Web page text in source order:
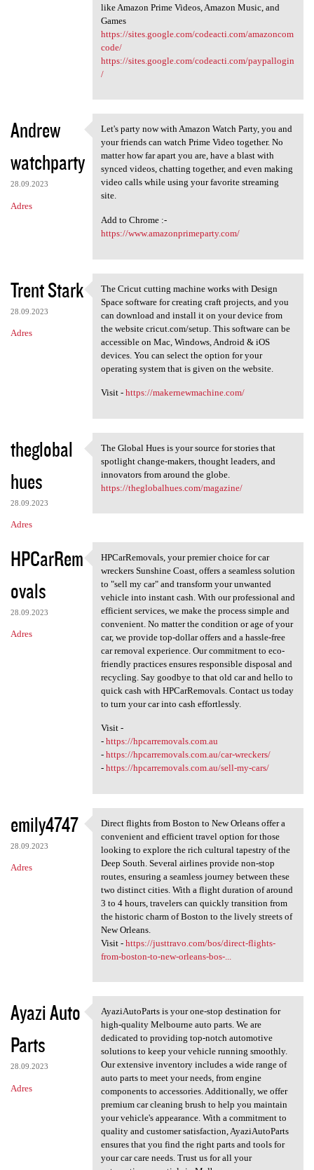
like Amazon Prime Videos, Amazon Music, and
Games
https://sites.google.com/codeacti.com/amazoncom
code/
https://sites.google.com/codeacti.com/paypallogin
/
Andrew
watchparty
28.09.2023
Adres
Let's party now with Amazon
Let's party now with Amazon Watch Party, you and
your friends can watch Prime Video together. No
matter how far apart you are, have a blast with
synced videos, chatting together, and even making
video calls while using your favorite streaming
site.
Add to Chrome :-
https://www.amazonprimeparty.com/
Trent Stark
28.09.2023
Adres
The Cricut cutting machine
The Cricut cutting machine works with Design
Space software for creating craft projects, and you
can download and install it on your device from
the website cricut.com/setup. This software can be
accessible on Mac, Windows, Android & iOS
devices. You can select the option for your
operating system that is given on the website.
Visit - https://makernewmachine.com/
theglobal
hues
28.09.2023
Adres
The Global Hues is your
The Global Hues is your source for stories that
spotlight change-makers, thought leaders, and
innovators from around the globe.
https://theglobalhues.com/magazine/
HPCarRem
ovals
28.09.2023
Adres
HPCarRemovals, your premier
HPCarRemovals, your premier choice for car
wreckers Sunshine Coast, offers a seamless solution
to "sell my car" and transform your unwanted
vehicle into instant cash. With our professional and
efficient services, we make the process simple and
convenient. No matter the condition or age of your
car, we provide top-dollar offers and a hassle-free
car removal experience. Our commitment to eco-
friendly practices ensures responsible disposal and
recycling. Say goodbye to that old car and hello to
quick cash with HPCarRemovals. Contact us today
to turn your car into cash effortlessly.
Visit -
- https://hpcarremovals.com.au
- https://hpcarremovals.com.au/car-wreckers/
- https://hpcarremovals.com.au/sell-my-cars/
emily4747
28.09.2023
Adres
Direct flights from Boston to
Direct flights from Boston to New Orleans offer a
convenient and efficient travel option for those
looking to explore the rich cultural tapestry of the
Deep South. Several airlines provide non-stop
routes, ensuring a seamless journey between these
two distinct cities. With a flight duration of around
3 to 4 hours, travelers can quickly transition from
the historic charm of Boston to the lively streets of
New Orleans.
Visit - https://justtravo.com/bos/direct-flights-
from-boston-to-new-orleans-bos-...
Ayazi Auto
Parts
28.09.2023
Adres
AyaziAutoParts is your one
AyaziAutoParts is your one-stop destination for
high-quality Melbourne auto parts. We are
dedicated to providing top-notch automotive
solutions to keep your vehicle running smoothly.
Our extensive inventory includes a wide range of
auto parts to meet your needs, from engine
components to accessories. Additionally, we offer
premium car cleaning brush to help you maintain
your vehicle's appearance. With a commitment to
quality and customer satisfaction, AyaziAutoParts
ensures that you find the right parts and tools for
your car care needs. Trust us for all your